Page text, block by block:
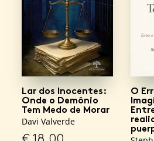
Lar dos Inocentes:
Onde o Demônio
Tem Medo de Morar
Davi Valverde
O